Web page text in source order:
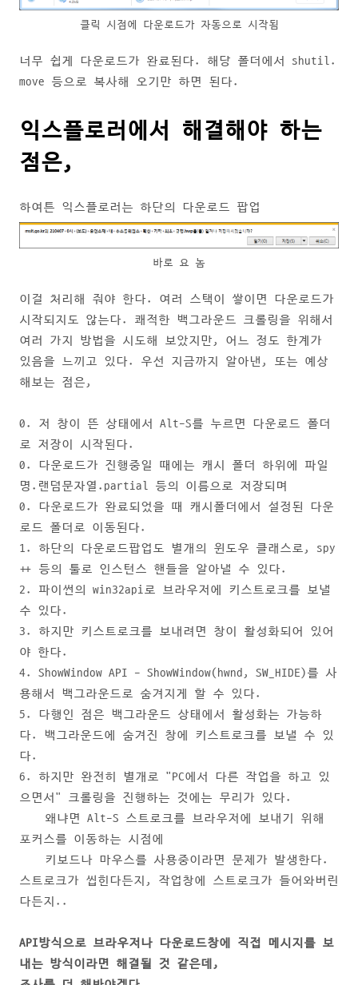
클릭 시점에 다운로드가 자동으로 시작됨
너무 쉽게 다운로드가 완료된다. 해당 폴더에서 shutil.
move 등으로 복사해 오기만 하면 된다.
익스플로러에서 해결해야 하는
점은,
하여튼 익스플로러는 하단의 다운로드 팝업
바로 요 놈
이걸 처리해 줘야 한다. 여러 스택이 쌓이면 다운로드가
시작되지도 않는다. 쾌적한 백그라운드 크롤링을 위해서
여러 가지 방법을 시도해 보았지만, 어느 정도 한계가
있음을 느끼고 있다. 우선 지금까지 알아낸, 또는 예상
해보는 점은,
0. 저 창이 뜬 상태에서 Alt-S를 누르면 다운로드 폴더
로 저장이 시작된다.
0. 다운로드가 진행중일 때에는 캐시 폴더 하위에 파일
명.랜덤문자열.partial 등의 이름으로 저장되며
0. 다운로드가 완료되었을 때 캐시폴더에서 설정된 다운
로드 폴더로 이동된다.
1. 하단의 다운로드팝업도 별개의 윈도우 클래스로, spy
++ 등의 툴로 인스턴스 핸들을 알아낼 수 있다.
2. 파이썬의 win32api로 브라우저에 키스트로크를 보낼
수 있다.
3. 하지만 키스트로크를 보내려면 창이 활성화되어 있어
야 한다.
4. ShowWindow API - ShowWindow(hwnd, SW_HIDE)를 사
용해서 백그라운드로 숨겨지게 할 수 있다.
5. 다행인 점은 백그라운드 상태에서 활성화는 가능하
다. 백그라운드에 숨겨진 창에 키스트로크를 보낼 수 있
다.
6. 하지만 완전히 별개로 "PC에서 다른 작업을 하고 있
으면서" 크롤링을 진행하는 것에는 무리가 있다.
왜냐면 Alt-S 스트로크를 브라우저에 보내기 위해
포커스를 이동하는 시점에
키보드나 마우스를 사용중이라면 문제가 발생한다.
스트로크가 씹힌다든지, 작업창에 스트로크가 들어와버린
다든지..
API방식으로 브라우저나 다운로드창에 직접 메시지를 보
내는 방식이라면 해결될 것 같은데,